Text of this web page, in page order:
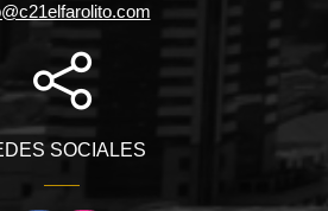
SOCIALES